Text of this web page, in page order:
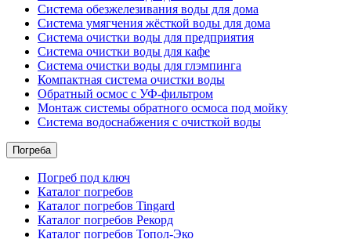
Система обезжелезивания воды для дома
Система умягчения жёсткой воды для дома
Система очистки воды для предприятия
Система очистки воды для кафе
Система очистки воды для глэмпинга
Компактная система очистки воды
Обратный осмос c УФ-фильтром
Монтаж системы обратного осмоса под мойку
Система водоснабжения с очисткой воды
Погреба
Погреб под ключ
Каталог погребов
Каталог погребов Tingard
Каталог погребов Рекорд
Каталог погребов Топол-Эко